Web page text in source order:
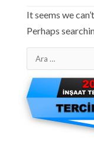
It seems we
Perhaps
Arama: